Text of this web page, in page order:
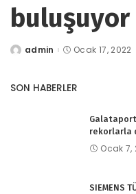
buluşuyor
tarafından
admin Ocak 17, 2022
SON HABERLER
rekorlarla
Ocak 7,
SIEMENS